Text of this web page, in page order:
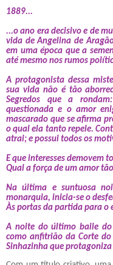
1889...
...o ano era decisivo e de
vida de Angelina de
em uma época que a
até mesmo nos rumos
A protagonista dessa
sua vida não é tão
Segredos que a
questionada e o amor
mascarado que se afirma
o qual ela tanto repele.
atrai; e possui todos os
E que interesses demovem
Qual a força de um amor
Na última e suntuosa
monarquia, inicia-se o
Às portas da partida para o
A noite do último baile
como anfitrião da Corte
Sinhazinha que protagoniza